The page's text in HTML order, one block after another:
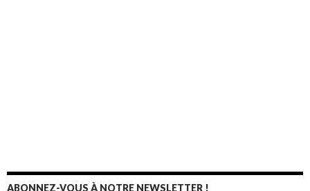
ABONNEZ-VOUS À NOTRE NEWSLETTER !